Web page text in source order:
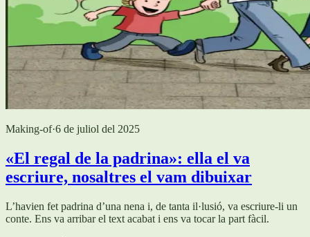
Making-of·6 de juliol del 2025
«El regal de la padrina»: ella el va
escriure, nosaltres el vam dibuixar
L’havien fet padrina d’una nena i, de tanta il·lusió, va escriure-li un
conte. Ens va arribar el text acabat i ens va tocar la part fàcil.